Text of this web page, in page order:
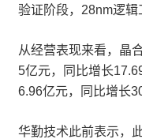
验证阶段，28nm逻辑
从经营表现来看，晶
5亿元，同比增长
6.96亿元，同比增长
华勤技术此前表示，